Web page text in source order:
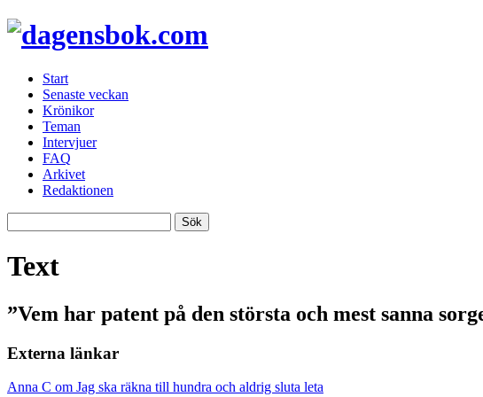
Start
Senaste veckan
Krönikor
Teman
Intervjuer
FAQ
Arkivet
Redaktionen
Text
”Vem har patent på den största och mest sanna
Externa länkar
Anna C om Jag ska räkna till hundra och aldrig sluta leta